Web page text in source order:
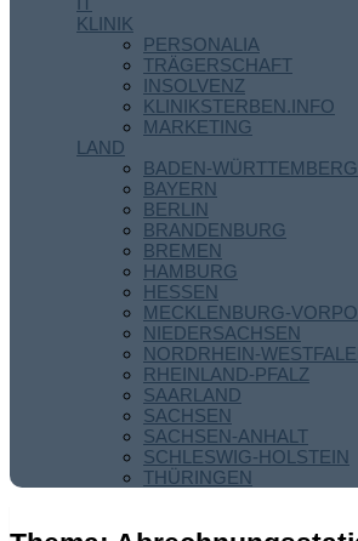
KLINIK
PERSONALIA
TRÄGERSCHAFT
INSOLVENZ
KLINIKSTERBEN.INFO
MARKETING
LAND
BADEN-WÜRTTEMBERG
BAYERN
BERLIN
BRANDENBURG
BREMEN
HAMBURG
HESSEN
MECKLENBURG-
NIEDERSACHSEN
NORDRHEIN-
RHEINLAND-PFALZ
SAARLAND
SACHSEN
SACHSEN-ANHALT
SCHLESWIG-HOLSTEIN
THÜRINGEN